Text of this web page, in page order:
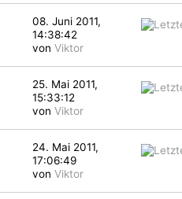
08. Juni 2011,
14:38:42
von Viktor
25. Mai 2011,
15:33:12
von Viktor
24. Mai 2011,
17:06:49
von Viktor